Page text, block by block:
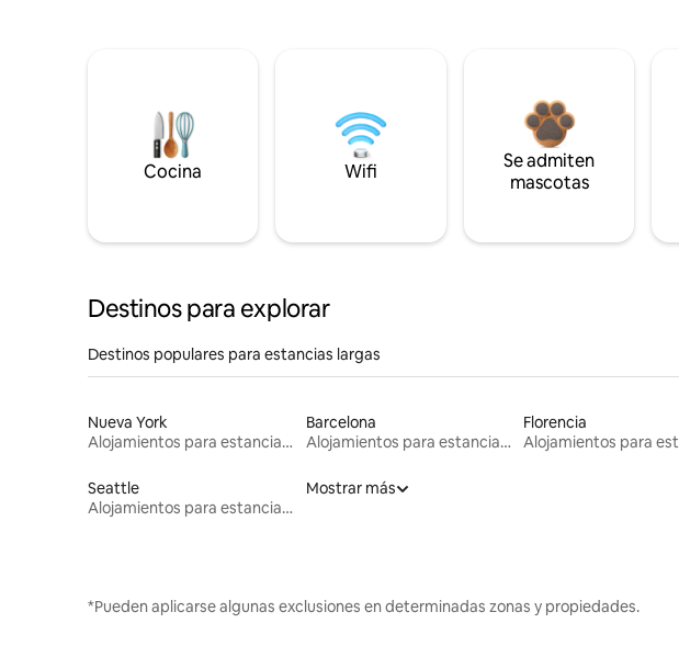
Cocina Wifi
Se admiten
mascotas
Destinos para explorar
Destinos populares para estancias largas
Nueva York
Alojamientos para estancias largas
Barcelona
Alojamientos para estancias largas
Florencia
Seattle
Alojamientos para estancias largas
Mostrar más
*Pueden aplicarse algunas exclusiones en determinadas zonas y propiedades.